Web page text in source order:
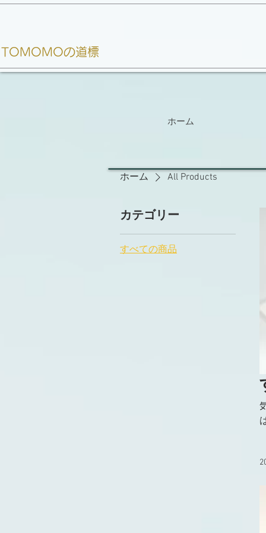
TOMOMOの道標
ホーム
ホーム All Products
カテゴリー
すべての商品